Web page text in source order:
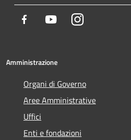
Facebook YoutubeInstagram
Amministrazione
Organi di Governo
Aree Amministrative
Uffici
Enti e fondazioni